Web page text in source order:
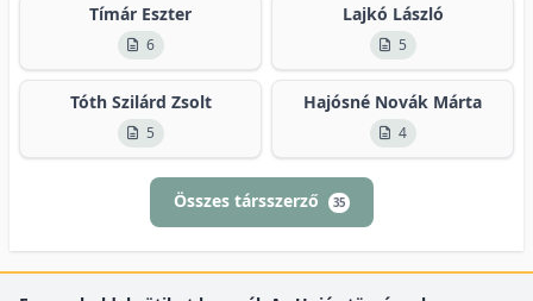
Tímár Eszter
6
Lajkó László
5
Tóth Szilárd Zsolt
5
Hajósné Novák Márta
4
Összes társszerző 35